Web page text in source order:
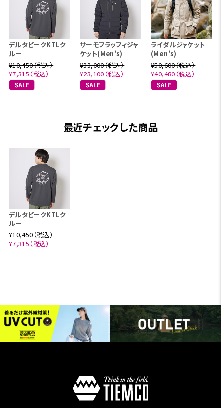
デルタピークKTLク
ルー
¥10,450（税込）
¥7,315（税込）
サーモフラッフィジャ
ケット(Men's)
¥33,000（税込）
¥23,100（税込）
ライダルジャケット
(Men's)
¥50,600（税込）
¥40,480（税込）
最近チェックした商品
デルタピークKTLク
ルー
¥10,450（税込）
¥7,315（税込）